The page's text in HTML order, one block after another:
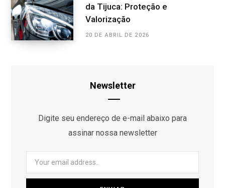
da Tijuca: Proteção e
Valorização
20 DE ABRIL DE 2026
Newsletter
Digite seu endereço de e-mail abaixo para
assinar nossa newsletter